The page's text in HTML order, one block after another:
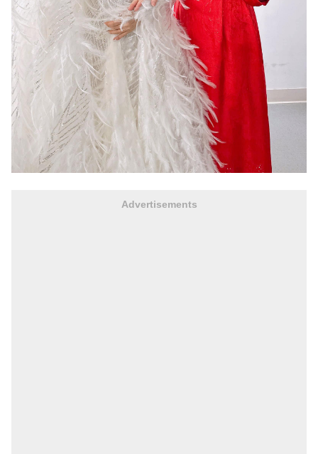
Advertisements